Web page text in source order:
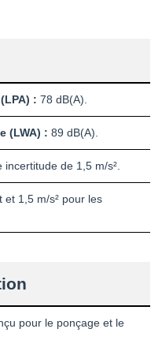
: 78 dB(A).
(LWA) : 89 dB(A).
incertitude de 1,5 m/s².
et 1,5 m/s² pour les
pour le ponçage et le